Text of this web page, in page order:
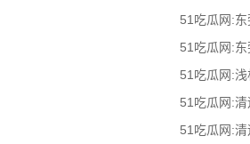
51吃瓜网: